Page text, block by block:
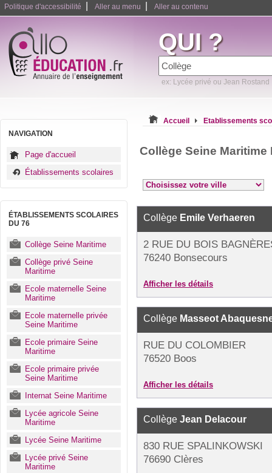
Politique d'accessibilité Aller au menu Aller au contenu
QUI ?
ex: Lycée privé ou Jean Rostand
NAVIGATION
Page d'accueil
Établissements scolaires
ÉTABLISSEMENTS SCOLAIRES
DU 76
Collège Seine Maritime
Collège privé Seine
Maritime
Ecole maternelle Seine
Maritime
Ecole maternelle privée
Seine Maritime
Ecole primaire Seine
Maritime
Ecole primaire privée
Seine Maritime
Internat Seine Maritime
Lycée agricole Seine
Maritime
Lycée Seine Maritime
Lycée privé Seine
Maritime
Accueil Etablissements
Collège Seine Maritime
Collège Emile Verhaeren
2 RUE DU BOIS
76240 Bonsecours
Afficher les détails
Collège Masseot
RUE DU COLOMBIER
76520 Boos
Afficher les détails
Collège Jean Delacour
830 RUE SPALINKOWSKI
76690 Clères